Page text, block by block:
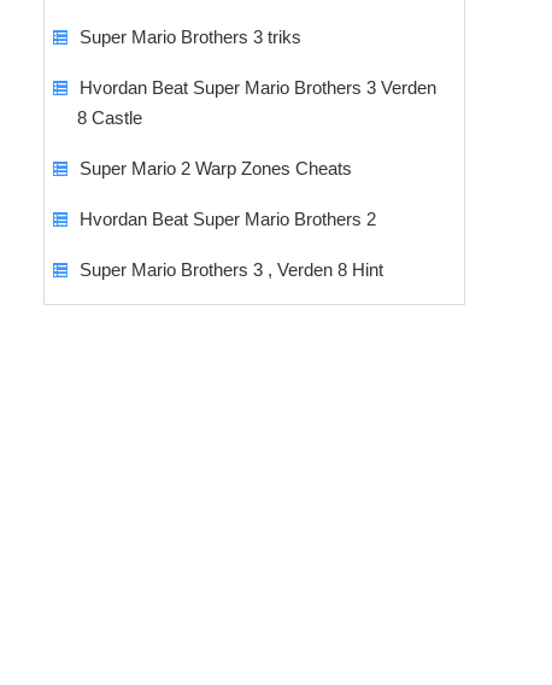
Super Mario Brothers 3 triks
Hvordan Beat Super Mario Brothers 3 Verden
8 Castle
Super Mario 2 Warp Zones Cheats
Hvordan Beat Super Mario Brothers 2
Super Mario Brothers 3 , Verden 8 Hint